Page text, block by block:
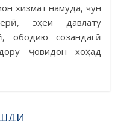
хизмат намуда, чун
эҳёи давлату
ободию созандагӣ
ҷовидон хоҳад